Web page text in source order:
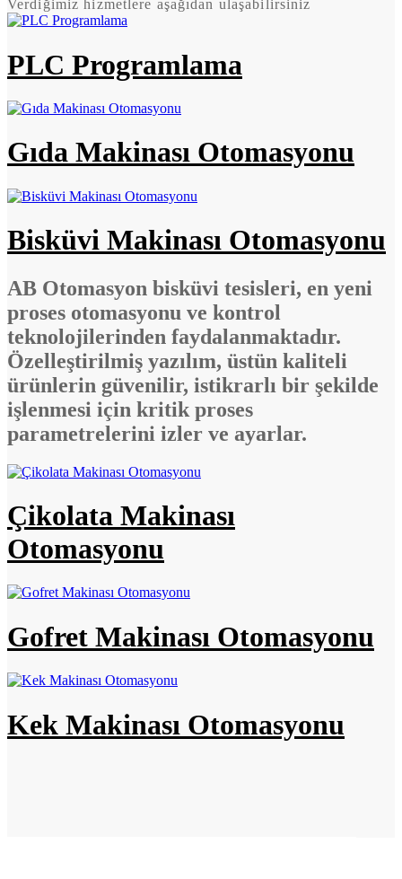
Verdiğimiz hizmetlere aşağıdan ulaşabilirsiniz
PLC Programlama
Gıda Makinası Otomasyonu
Bisküvi Makinası Otomasyonu
AB Otomasyon bisküvi tesisleri, en yeni
proses otomasyonu ve kontrol
teknolojilerinden faydalanmaktadır.
Özelleştirilmiş yazılım, üstün kaliteli
ürünlerin güvenilir, istikrarlı bir şekilde
işlenmesi için kritik proses
parametrelerini izler ve ayarlar.
Çikolata Makinası
Otomasyonu
Gofret Makinası Otomasyonu
Kek Makinası Otomasyonu